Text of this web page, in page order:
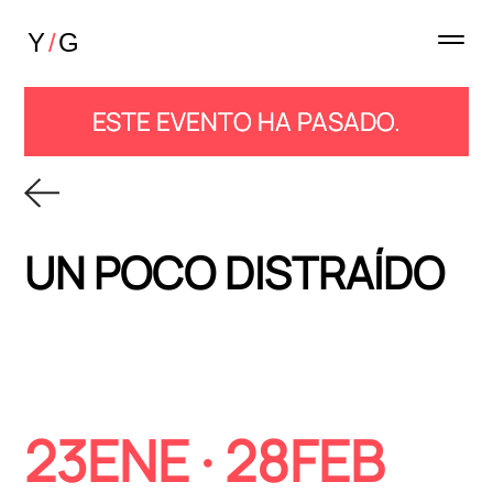
ESTE EVENTO HA PASADO.
UN POCO DISTRAÍDO
23ENE· 28FEB